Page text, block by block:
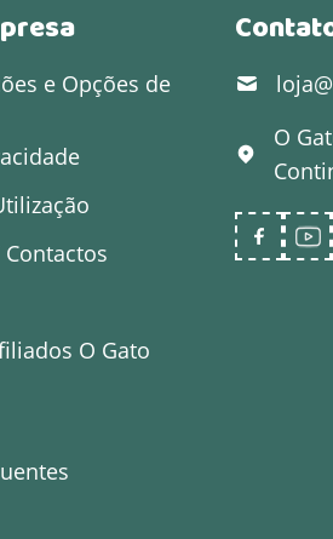
e Opções de
O Gato
O